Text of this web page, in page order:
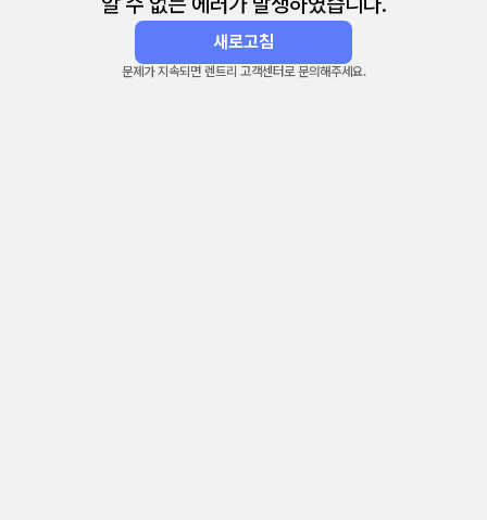
새로고침
문제가 지속되면 렌트리 고객센터로 문의해주세요.